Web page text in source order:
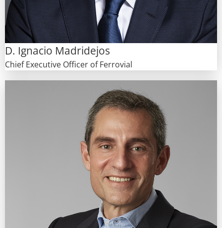
D. Ignacio Madridejos
Chief Executive Officer of Ferrovial